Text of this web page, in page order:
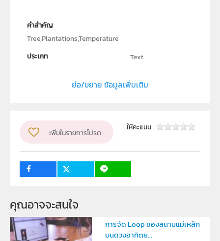
คำสำคัญ
Tree,Plantations,Temperature
ประเภท
Text
Department of Biology, Faculty of Science, Mahidol
Tree,Plantations,Temperature
ระดับชั้น
ม.4, ม.5, ม.6
กลุ่มเป้าหมาย
ย่อ/ขยาย ข้อมูลเพิ่มเติม
เพิ่มในรายการโปรด
ให้คะแนน
คุณอาจจะสนใจ
การจัด Loop ของสนามแม่เหล็ก
บนดวงอาทิตย...